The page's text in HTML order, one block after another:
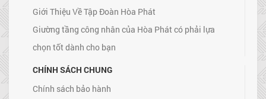
Giới Thiệu Về Tập Đoàn Hòa Phát
Giường tầng công nhân của Hòa Phát có phải lựa
chọn tốt dành cho bạn
CHÍNH SÁCH CHUNG
Chính sách bảo hành